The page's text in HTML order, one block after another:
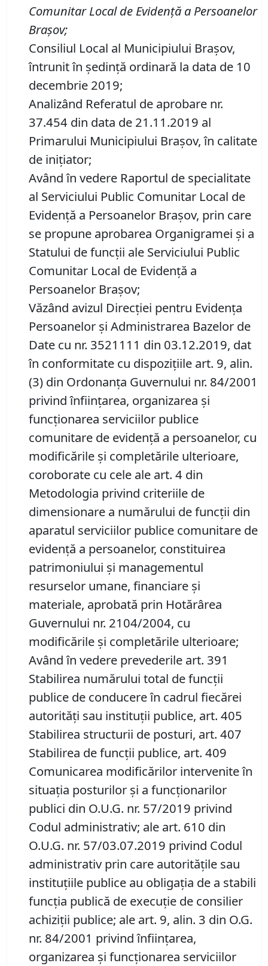
Comunitar Local de Evidență a Persoanelor
Brașov;
Consiliul Local al Municipiului Brașov,
întrunit în ședință ordinară la data de 10
decembrie 2019;
Analizând Referatul de aprobare nr.
37.454 din data de 21.11.2019 al
Primarului Municipiului Brașov, în calitate
de inițiator;
Având în vedere Raportul de specialitate
al Serviciului Public Comunitar Local de
Evidență a Persoanelor Brașov, prin care
se propune aprobarea Organigramei și a
Statului de funcții ale Serviciului Public
Comunitar Local de Evidență a
Persoanelor Brașov;
Văzând avizul Direcţiei pentru Evidenţa
Persoanelor şi Administrarea Bazelor de
Date cu nr. 3521111 din 03.12.2019, dat
în conformitate cu dispoziţiile art. 9, alin.
(3) din Ordonanţa Guvernului nr. 84/2001
privind înfiinţarea, organizarea şi
funcţionarea serviciilor publice
comunitare de evidenţă a persoanelor, cu
modificările şi completările ulterioare,
coroborate cu cele ale art. 4 din
Metodologia privind criteriile de
dimensionare a numărului de funcţii din
aparatul serviciilor publice comunitare de
evidenţă a persoanelor, constituirea
patrimoniului şi managementul
resurselor umane, financiare şi
materiale, aprobată prin Hotărârea
Guvernului nr. 2104/2004, cu
modificările şi completările ulterioare;
Având în vedere prevederile art. 391
Stabilirea numărului total de funcţii
publice de conducere în cadrul fiecărei
autorităţi sau instituţii publice, art. 405
Stabilirea structurii de posturi, art. 407
Stabilirea de funcţii publice, art. 409
Comunicarea modificărilor intervenite în
situaţia posturilor şi a funcţionarilor
publici din O.U.G. nr. 57/2019 privind
Codul administrativ; ale art. 610 din
O.U.G. nr. 57/03.07.2019 privind Codul
administrativ prin care autoritățile sau
instituțiile publice au obligația de a stabili
funcția publică de execuție de consilier
achiziții publice; ale art. 9, alin. 3 din O.G.
nr. 84/2001 privind înființarea,
organizarea și funcționarea serviciilor